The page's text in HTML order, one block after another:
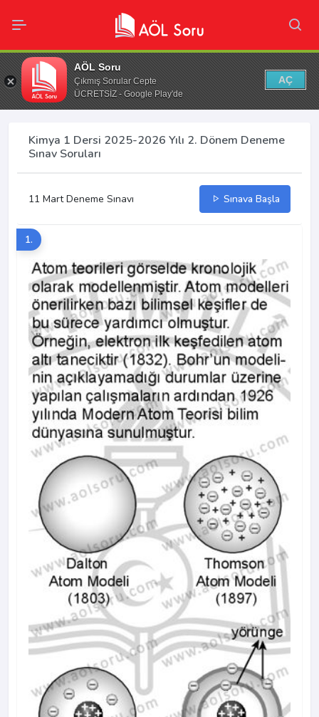
AÖL Soru
Çıkmış Sorular Cepte
ÜCRETSİZ - Google Play'de
AÇ
Kimya 1 Dersi 2025-2026 Yılı 2. Dönem Deneme
Sınav Soruları
11 Mart Deneme Sınavı Sınava Başla
1.